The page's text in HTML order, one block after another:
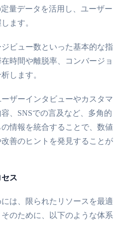
量データを活用し、ユーザー
ます。
ビュー数といった基本的な指
時間や離脱率、コンバージョ
します。
ザーインタビューやカスタマ
、SNSでの言及など、多角的
情報を統合することで、数値
善のヒントを発見することが
ス
は、限られたリソースを最適
のために、以下のような体系